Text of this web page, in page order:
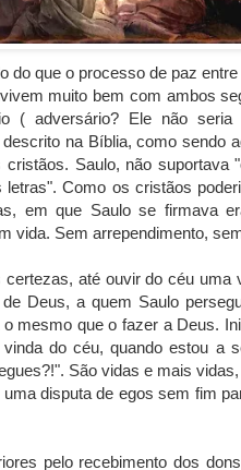
do que o processo de paz
muito bem com ambos
( adversário? Ele não
na Bíblia, como sendo
Saulo, não suportava
Como os cristãos
em que Saulo se firmava
vida. Sem arrependimento,
até ouvir do céu uma
Deus, a quem Saulo
mesmo que o fazer a Deus.
do céu, quando estou a
São vidas e mais
disputa de egos sem fim
pelo recebimento dos